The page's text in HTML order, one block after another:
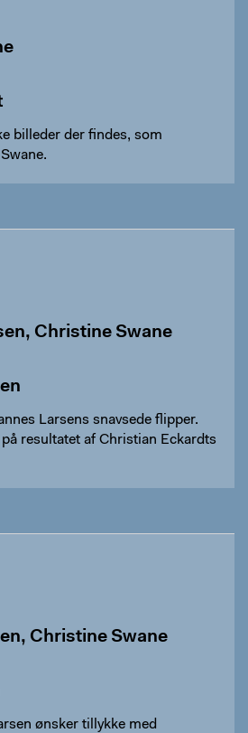
billeder der findes, som
Christine Swane
Larsens snavsede flipper.
resultatet af Christian Eckardts
Christine Swane
ønsker tillykke med